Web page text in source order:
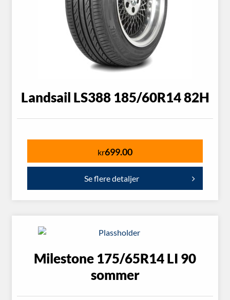
Landsail LS388 185/60R14 82H
kr699.00
Se flere detaljer
Milestone 175/65R14 LI 90
sommer